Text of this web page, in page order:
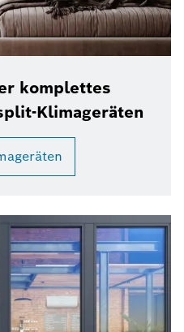
komplettes
Klimageräten